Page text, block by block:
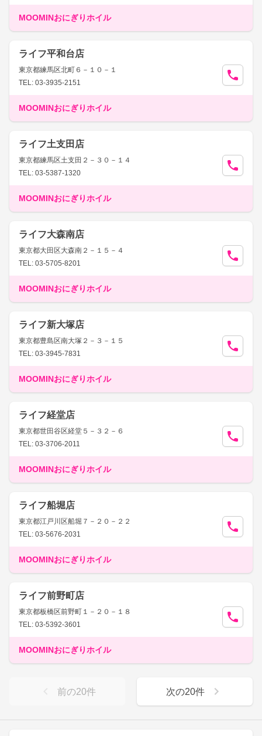
MOOMINおにぎりホイル
ライフ平和台店
東京都練馬区北町６－１０－１
TEL: 03-3935-2151
MOOMINおにぎりホイル
ライフ土支田店
東京都練馬区土支田２－３０－１４
TEL: 03-5387-1320
MOOMINおにぎりホイル
ライフ大森南店
東京都大田区大森南２－１５－４
TEL: 03-5705-8201
MOOMINおにぎりホイル
ライフ新大塚店
東京都豊島区南大塚２－３－１５
TEL: 03-3945-7831
MOOMINおにぎりホイル
ライフ経堂店
東京都世田谷区経堂５－３２－６
TEL: 03-3706-2011
MOOMINおにぎりホイル
ライフ船堀店
東京都江戸川区船堀７－２０－２２
TEL: 03-5676-2031
MOOMINおにぎりホイル
ライフ前野町店
東京都板橋区前野町１－２０－１８
TEL: 03-5392-3601
MOOMINおにぎりホイル
前の20件 次の20件